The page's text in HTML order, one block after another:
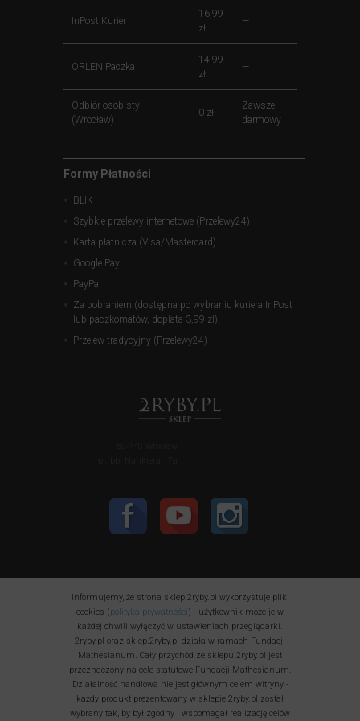
InPost Kurier
16,99
zł
—
ORLEN Paczka
14,99
zł
—
Odbiór osobisty
(Wrocław)
0 zł
Zawsze
darmowy
Formy Płatności
BLIK
Szybkie przelewy internetowe (Przelewy24)
Karta płatnicza (Visa/Mastercard)
Google Pay
PayPal
Za pobraniem (dostępna po wybraniu kuriera InPost
lub paczkomatów, dopłata 3,99 zł)
Przelew tradycyjny (Przelewy24)
Informujemy, że strona sklep.2ryby.pl wykorzystuje pliki
cookies (polityka prywatności) - użytkownik może je w
każdej chwili wyłączyć w ustawieniach przeglądarki.
2ryby.pl oraz sklep.2ryby.pl działa w ramach Fundacji
Mathesianum. Cały przychód ze sklepu 2ryby.pl jest
przeznaczony na cele statutowe Fundacji Mathesianum.
Działalność handlowa nie jest głównym celem witryny -
każdy produkt prezentowany w sklepie 2ryby.pl został
wybrany tak, by był zgodny i wspomagał realizację celów